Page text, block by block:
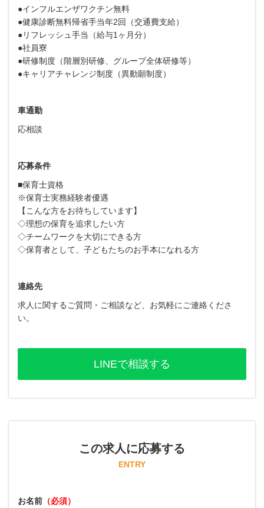
●インフルエンザワクチン無料
●健康診断無料帰省手当年2回（交通費支給）
●リフレッシュ手当（給与1ヶ月分）
●社員寮
●研修制度（階層別研修、グループ全体研修等）
●キャリアチャレンジ制度（異動願制度）
車通勤
応相談
応募条件
■保育士資格
※保育士実務経験者優遇
【こんな方をお待ちしています】
◇理想の保育を追求したい方
◇チームワークを大切にできる方
◇保育者として、子どもたちのお手本になれる方
連絡先
求人に関するご質問・ご相談など、お気軽にご連絡くださ
い。
LINEで相談する
この求人に応募する
ENTRY
お名前 （必須）